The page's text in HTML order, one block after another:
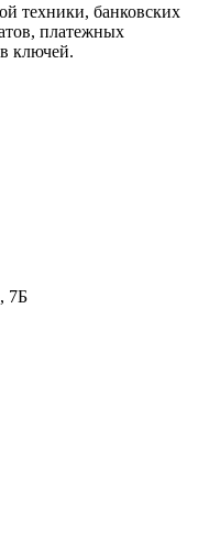
техники, банковских
платежных
ключей.
7Б